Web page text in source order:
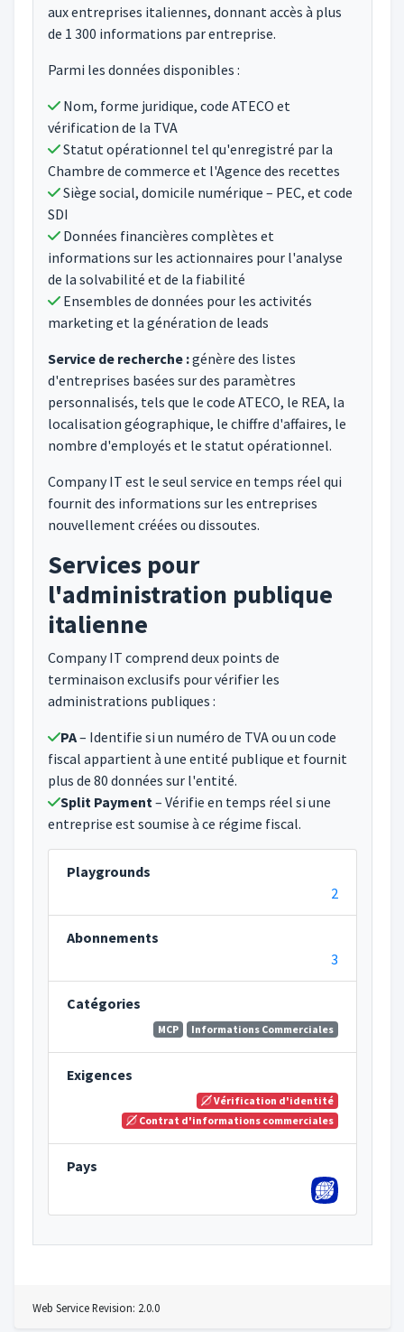
aux entreprises italiennes, donnant accès à plus
de 1 300 informations par entreprise.
Parmi les données disponibles :
Nom, forme juridique, code ATECO et
vérification de la TVA
Statut opérationnel tel qu'enregistré par la
Chambre de commerce et l'Agence des recettes
Siège social, domicile numérique – PEC, et code
SDI
Données financières complètes et
informations sur les actionnaires pour l'analyse
de la solvabilité et de la fiabilité
Ensembles de données pour les activités
marketing et la génération de leads
Service de recherche :génère des listes
d'entreprises basées sur des paramètres
personnalisés, tels que le code ATECO, le REA, la
localisation géographique, le chiffre d'affaires, le
nombre d'employés et le statut opérationnel.
Company IT est le seul service en temps réel qui
fournit des informations sur les entreprises
nouvellement créées ou dissoutes.
Services pour
l'administration publique
italienne
Company IT comprend deux points de
terminaison exclusifs pour vérifier les
administrations publiques :
PA– Identifie si un numéro de TVA ou un code
fiscal appartient à une entité publique et fournit
plus de 80 données sur l'entité.
Split Payment – Vérifie en temps réel si une
entreprise est soumise à ce régime fiscal.
Playgrounds
2
Abonnements
3
Catégories
Informations Commerciales
MCP
Exigences
Vérification d'identité
Contrat d'informations commerciales
Pays
Web Service Revision: 2.0.0